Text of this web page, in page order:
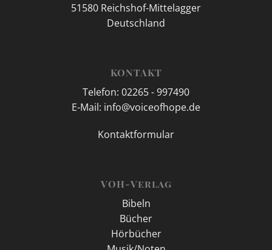
51580 Reichshof-Mittelagger
Deutschland
KONTAKT
Telefon: 02265 - 997490
E-Mail: info@voiceofhope.de
Kontaktformular
VOH-Verlag
Bibeln
Bücher
Hörbücher